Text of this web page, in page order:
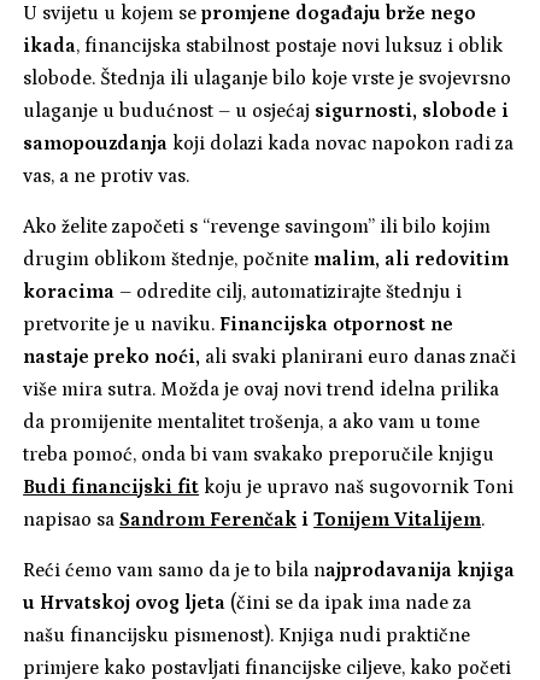
U svijetu u kojem sepromjene događaju brže nego
ikada, financijska stabilnost postaje novi luksuz i oblik
slobode. Štednja ili ulaganje bilo koje vrste je svojevrsno
ulaganje u budućnost – u osjećaj sigurnosti, slobode i
samopouzdanja koji dolazi kada novac napokon radi za
vas, a ne protiv vas.
Ako želite započeti s “revenge savingom” ili bilo kojim
drugim oblikom štednje, počnite malim, ali redovitim
koracima – odredite cilj, automatizirajte štednju i
pretvorite je u naviku. Financijska otpornost ne
nastaje preko noći, ali svaki planirani euro danas znači
više mira sutra. Možda je ovaj novi trend idelna prilika
da promijenite mentalitet trošenja, a ako vam u tome
treba pomoć, onda bi vam svakako preporučile knjigu
Budi financijski fit koju je upravo naš sugovornik Toni
napisao saSandrom Ferenčak iTonijem Vitalijem.
Reći ćemo vam samo da je to bila najprodavanija knjiga
u Hrvatskoj ovog ljeta (čini se da ipak ima nade za
našu financijsku pismenost). Knjiga nudi praktične
primjere kako postavljati financijske ciljeve, kako početi